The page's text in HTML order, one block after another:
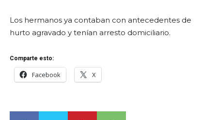
Los hermanos ya contaban con antecedentes de
hurto agravado y tenían arresto domiciliario.
Comparte esto:
Facebook X